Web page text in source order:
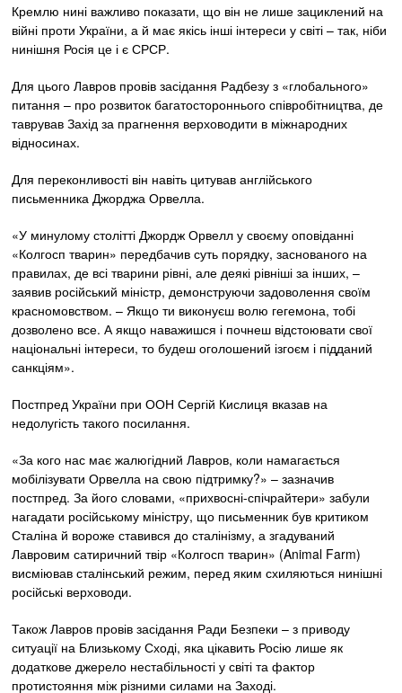
Кремлю нині важливо показати, що він не лише зациклений на
війні проти України, а й має якісь інші інтереси у світі – так, ніби
нинішня Росія це і є СРСР.
Для цього Лавров провів засідання Радбезу з «глобального»
питання – про розвиток багатостороннього співробітництва, де
таврував Захід за прагнення верховодити в міжнародних
відносинах.
Для переконливості він навіть цитував англійського
письменника Джорджа Орвелла.
«У минулому столітті Джордж Орвелл у своєму оповіданні
«Колгосп тварин» передбачив суть порядку, заснованого на
правилах, де всі тварини рівні, але деякі рівніші за інших, –
заявив російський міністр, демонструючи задоволення своїм
красномовством. – Якщо ти виконуєш волю гегемона, тобі
дозволено все. А якщо наважишся і почнеш відстоювати свої
національні інтереси, то будеш оголошений ізгоєм і підданий
санкціям».
Постпред України при ООН Сергій Кислиця вказав на
недолугість такого посилання.
«За кого нас має жалюгідний Лавров, коли намагається
мобілізувати Орвелла на свою підтримку?» – зазначив
постпред. За його словами, «прихвосні-спічрайтери» забули
нагадати російському міністру, що письменник був критиком
Сталіна й вороже ставився до сталінізму, а згадуваний
Лавровим сатиричний твір «Колгосп тварин» (Animal Farm)
висміював сталінський режим, перед яким схиляються нинішні
російські верховоди.
Також Лавров провів засідання Ради Безпеки – з приводу
ситуації на Близькому Сході, яка цікавить Росію лише як
додаткове джерело нестабільності у світі та фактор
протистояння між різними силами на Заході.